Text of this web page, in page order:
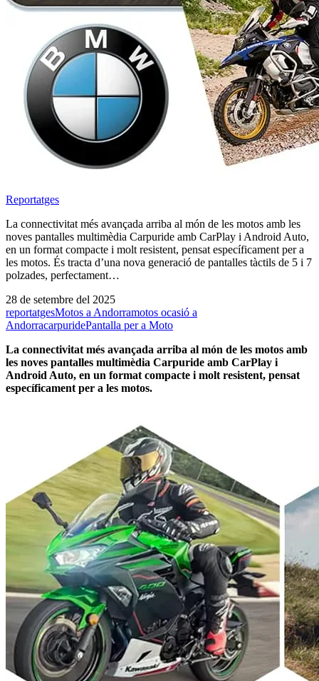
Reportatges
La connectivitat més avançada arriba al món de les motos amb les
noves pantalles multimèdia Carpuride amb CarPlay i Android Auto,
en un format compacte i molt resistent, pensat específicament per a
les motos. És tracta d’una nova generació de pantalles tàctils de 5 i 7
polzades, perfectament…
28 de setembre del 2025
reportatgesMotos a Andorramotos ocasió a
AndorracarpuridePantalla per a Moto
La connectivitat més avançada arriba al món de les motos amb
les noves pantalles multimèdia Carpuride amb CarPlay i
Android Auto, en un format compacte i molt resistent, pensat
específicament per a les motos.